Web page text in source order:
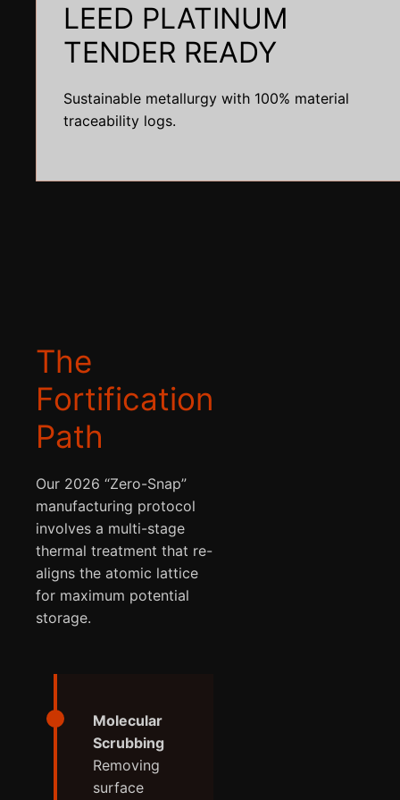
LEED PLATINUM
TENDER READY
Sustainable metallurgy with 100% material
traceability logs.
The
Fortification
Path
Our 2026 “Zero-Snap”
manufacturing protocol
involves a multi-stage
thermal treatment that re-
aligns the atomic lattice
for maximum potential
storage.
Molecular
Scrubbing
Removing
surface